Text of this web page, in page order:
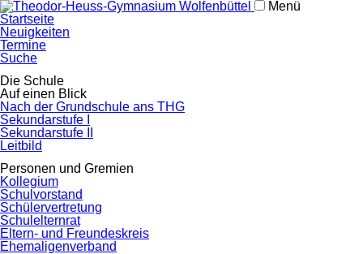
Menü
Navigation
überspringen
Startseite
Neuigkeiten
Termine
Suche
Navigation
überspringen
Die Schule
Auf einen Blick
Nach der Grundschule ans THG
Sekundarstufe I
Sekundarstufe II
Leitbild
Personen und Gremien
Kollegium
Schulvorstand
Schülervertretung
Schulelternrat
Eltern- und Freundeskreis
Ehemaligenverband